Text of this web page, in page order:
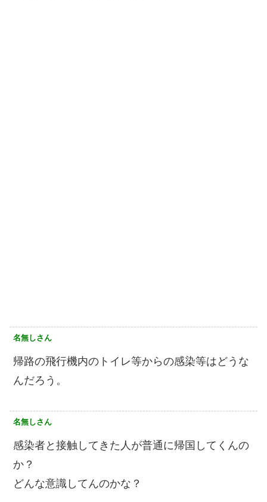
名無しさん
帰路の飛行機内のトイレ等からの感染等はどうな
んだろう。
名無しさん
感染者と接触してきた人が普通に帰国してくんの
か？
どんな意識してんのかな？